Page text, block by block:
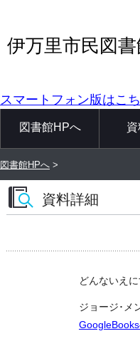
伊万里市民図書
スマートフォン版はこ
図書館HPへ
図書館HPへ >
資料詳細
どんないえ
ジョージ･メ